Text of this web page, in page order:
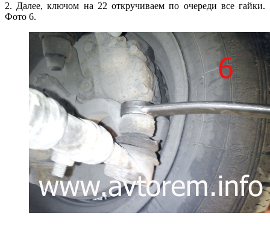
2. Далее, ключом на 22 откручиваем по очереди все гайки.
Фото 6.